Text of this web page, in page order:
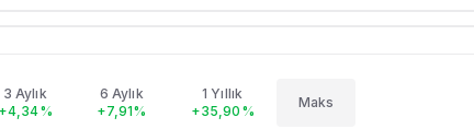
3 Aylık
+4,34%
6 Aylık
+7,91%
1 Yıllık
+35,90%
Maks